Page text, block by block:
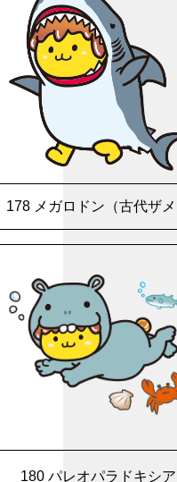
178 メガロドン（古代ザ
180 パレオパラドキシア